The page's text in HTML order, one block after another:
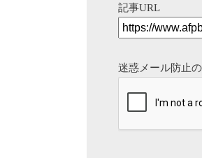
記事URL
迷惑メール防止